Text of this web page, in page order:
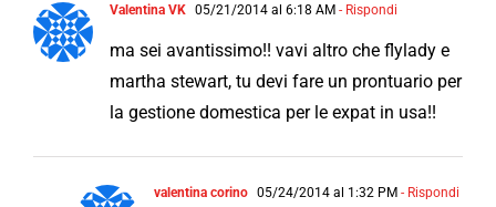
Valentina VK 05/21/2014 al 6:18 AM - Rispondi
ma sei avantissimo!! vavi altro che flylady e
martha stewart, tu devi fare un prontuario per
la gestione domestica per le expat in usa!!
valentina corino 05/24/2014 al 1:32 PM - Rispondi